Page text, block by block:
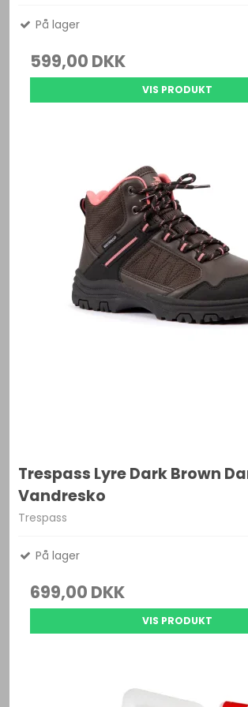
På lager
599,00 DKK
VIS PRODUKT
Trespass Lyre Dark Brown
Vandresko
Trespass
På lager
699,00 DKK
VIS PRODUKT